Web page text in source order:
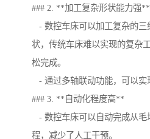
### 2. **加工复杂形状能力强**
- 数控车床可以加工复杂的三
状，传统车床难以实现的复杂
松完成。
- 通过多轴联动功能，可以实
### 3. **自动化程度高**
- 数控车床可以自动完成从毛
程，减少了人工干预。